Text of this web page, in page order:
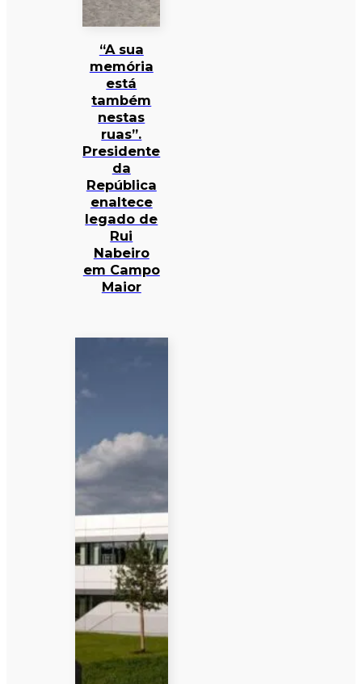
“A sua
memória
está
também
nestas
ruas”.
Presidente
da
República
enaltece
legado de
Rui
Nabeiro
em Campo
Maior